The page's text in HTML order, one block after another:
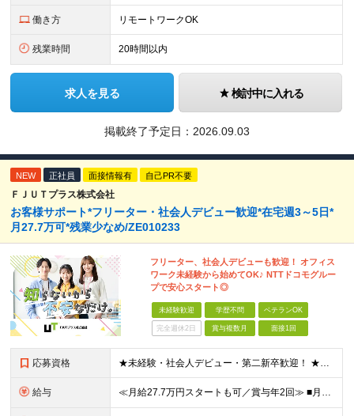
働き方 リモートワークOK
残業時間 20時間以内
求人を見る 検討中に入れる
掲載終了予定日： 2026.09.03
NEW 正社員 面接情報有 自己PR不要
ＦＪＵＴプラス株式会社
お客様サポート*フリーター・社会人デビュー歓迎*在宅週3～5日*
月27.7万可*残業少なめ/ZE010233
フリーター、社会人デビューも歓迎！ オフィス
ワーク未経験から始めてOK♪ NTTドコモグルー
プで安心スタート◎
未経験歓迎 学歴不問 ベテランOK
完全週休2日 賞与複数月 面接1回
応募資格 ★未経験・社会人デビュー・第二新卒歓迎！ ★フリーターやブランクのある方も大歓迎！ ★20～40代幅広く活躍中 ■学歴不問 ＼こんな方にピッタリ／ --------------------- □ 正
給与 ≪月給27.7万円スタートも可／賞与年2回≫ ■月給21万円～27.7万円＋各種手当＋賞与年2回 ※給与は勤務地に応じて変更します ※年齢や経験・スキルなどを考慮して決定します ※時間外手当は全額支給